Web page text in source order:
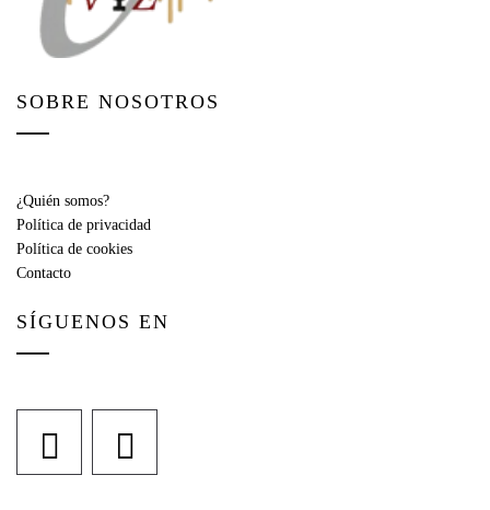
SOBRE NOSOTROS
¿Quién somos?
Política de privacidad
Política de cookies
Contacto
SÍGUENOS EN